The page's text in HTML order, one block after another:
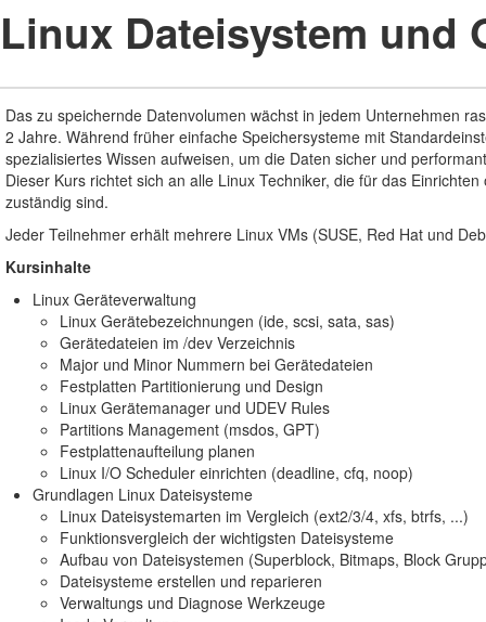
Linux Dateisystem und
Das zu speichernde Datenvolumen wächst in jedem Unternehmen
2 Jahre. Während früher einfache Speichersysteme mit
spezialisiertes Wissen aufweisen, um die Daten sicher und
Dieser Kurs richtet sich an alle Linux Techniker, die für das
zuständig sind.
Jeder Teilnehmer erhält mehrere Linux VMs (SUSE, Red Hat und
Kursinhalte
Linux Geräteverwaltung
Linux Gerätebezeichnungen (ide, scsi, sata, sas)
Gerätedateien im /dev Verzeichnis
Major und Minor Nummern bei Gerätedateien
Festplatten Partitionierung und Design
Linux Gerätemanager und UDEV Rules
Partitions Management (msdos, GPT)
Festplattenaufteilung planen
Linux I/O Scheduler einrichten (deadline, cfq, noop)
Grundlagen Linux Dateisysteme
Linux Dateisystemarten im Vergleich (ext2/3/4, xfs, btrfs, ...)
Funktionsvergleich der wichtigsten Dateisysteme
Aufbau von Dateisystemen (Superblock, Bitmaps, Block
Dateisysteme erstellen und reparieren
Verwaltungs und Diagnose Werkzeuge